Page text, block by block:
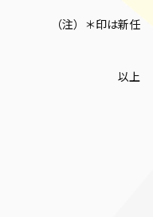
（注）＊印は新任
以上